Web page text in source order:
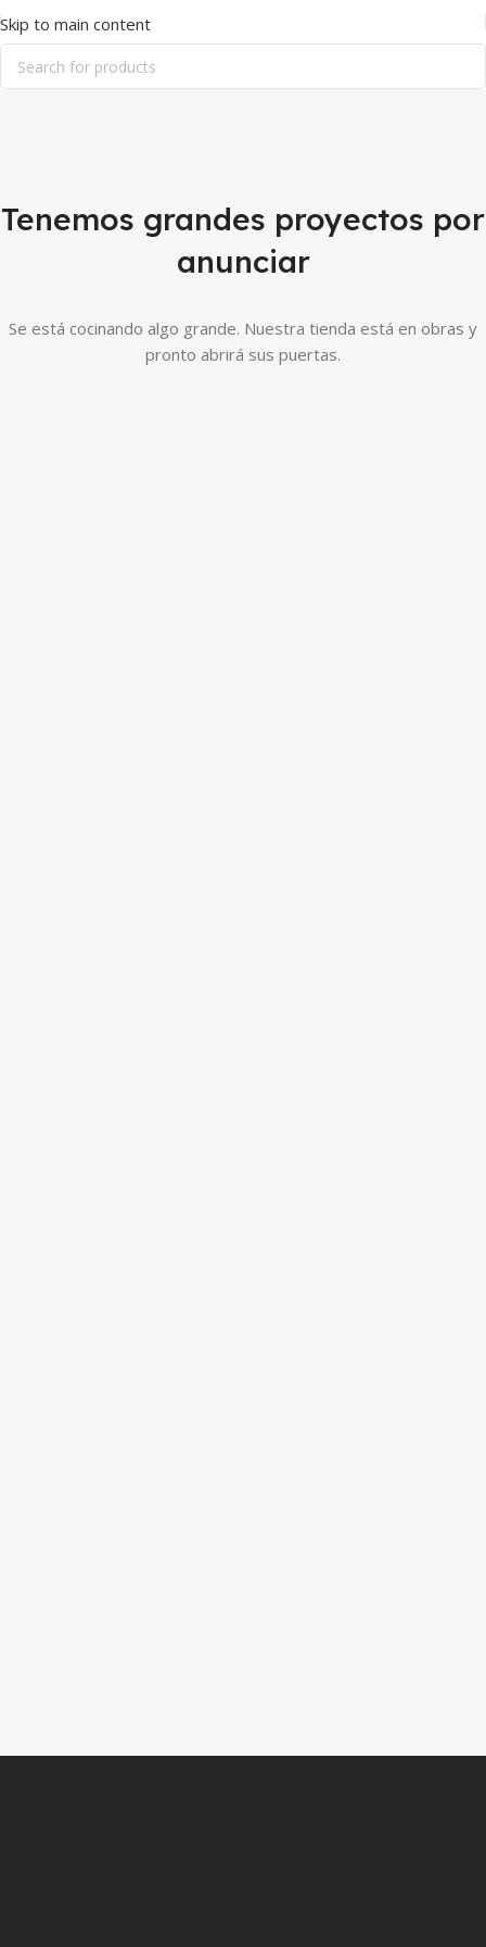
Skip to main content
Tenemos grandes proyectos por
anunciar
Se está cocinando algo grande. Nuestra tienda está en obras y
pronto abrirá sus puertas.